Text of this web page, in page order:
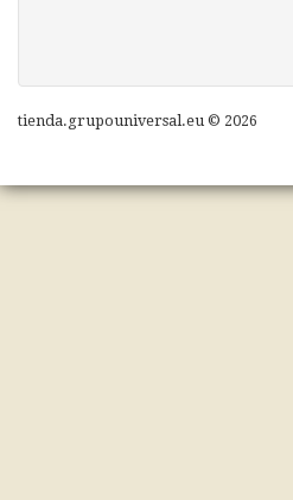
tienda.grupouniversal.eu © 2026